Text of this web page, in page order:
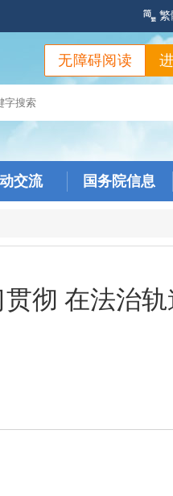
繁
无障碍阅读
交流 国务院信息
彻 在法治